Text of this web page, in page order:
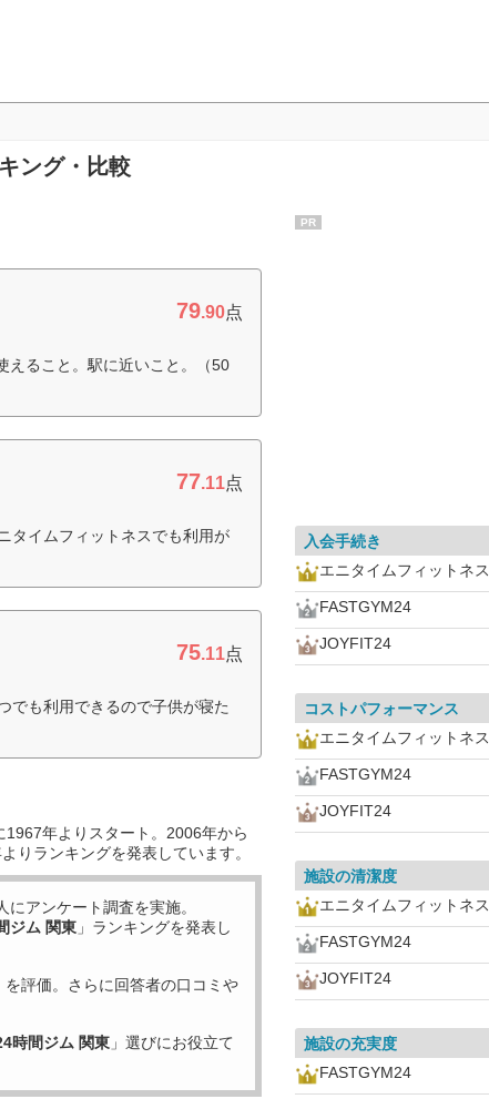
ング・比較
79.90点
えること。駅に近いこと。（50
77.11点
タイムフィットネスでも利用が
75.11点
でも利用できるので子供が寝た
年よりスタート。2006年から
りランキングを発表しています。
にアンケート調査を実施。
ジム 関東 」ランキングを発表し
を評価。さらに回答者の口コミや
時間ジム 関東 」選びにお役立て
PR
入会手続き
エニタイムフィットネス
FASTGYM24
JOYFIT24
コストパフォーマンス
エニタイムフィットネス
FASTGYM24
JOYFIT24
施設の清潔度
エニタイムフィットネス
FASTGYM24
JOYFIT24
施設の充実度
FASTGYM24